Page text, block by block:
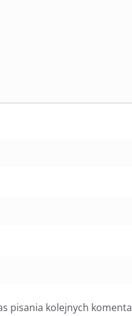
pisania kolejnych